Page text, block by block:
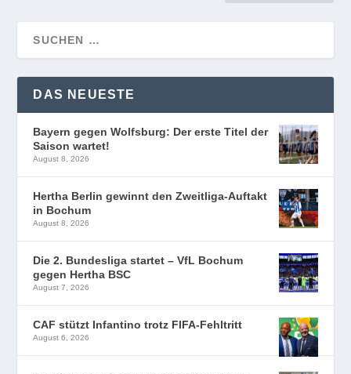
DAS NEUESTE
Bayern gegen Wolfsburg: Der erste Titel der
Saison wartet!
August 8, 2026
Hertha Berlin gewinnt den Zweitliga-Auftakt
in Bochum
August 8, 2026
Die 2. Bundesliga startet – VfL Bochum
gegen Hertha BSC
August 7, 2026
CAF stützt Infantino trotz FIFA-Fehltritt
August 6, 2026